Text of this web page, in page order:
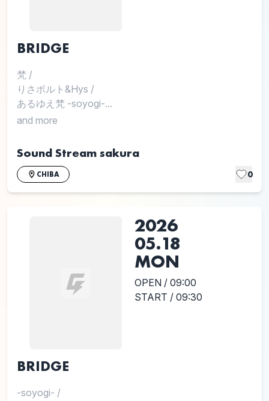
BRIDGE
梵 /
りさボルト&Hys /
あるゆえ梵 -soyogi-...
and more
Sound Stream sakura
CHIBA 0
2026
05.18
MON
OPEN / 09:00
START / 09:30
BRIDGE
-soyogi- /